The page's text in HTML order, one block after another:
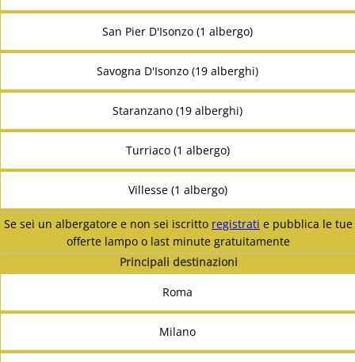
San Pier D'Isonzo (1 albergo)
Savogna D'Isonzo (19 alberghi)
Staranzano (19 alberghi)
Turriaco (1 albergo)
Villesse (1 albergo)
Se sei un albergatore e non sei iscritto registrati e pubblica le tue
offerte lampo o last minute gratuitamente
Principali destinazioni
Roma
Milano